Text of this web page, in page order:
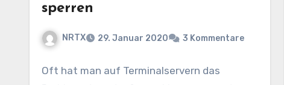
sperren
NRTX 29. Januar 2020 3 Kommentare
Oft hat man auf Terminalservern das